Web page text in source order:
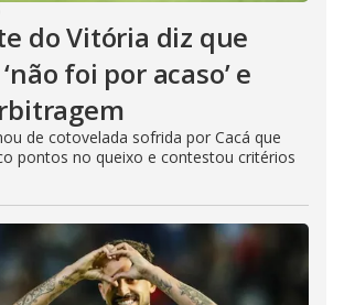
do Vitória diz que
foi por acaso’ e
de cotovelada sofrida por Cacá que
pontos no queixo e contestou critérios